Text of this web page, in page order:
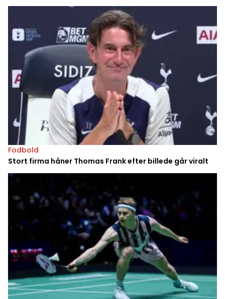
Fodbold
Stort firma håner Thomas Frank efter billede går viralt